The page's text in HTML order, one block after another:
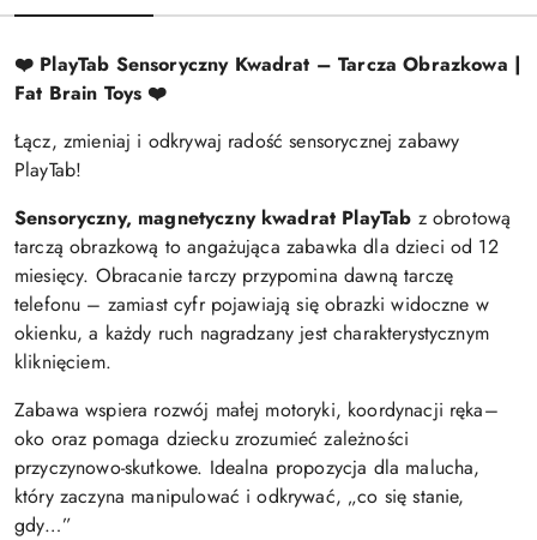
❤️ PlayTab Sensoryczny Kwadrat – Tarcza Obrazkowa |
Fat Brain Toys ❤️
Łącz, zmieniaj i odkrywaj radość sensorycznej zabawy
PlayTab!
Sensoryczny, magnetyczny kwadrat PlayTab z obrotową
tarczą obrazkową to angażująca zabawka dla dzieci od 12
miesięcy. Obracanie tarczy przypomina dawną tarczę
telefonu – zamiast cyfr pojawiają się obrazki widoczne w
okienku, a każdy ruch nagradzany jest charakterystycznym
kliknięciem.
Zabawa wspiera rozwój małej motoryki, koordynacji ręka–
oko oraz pomaga dziecku zrozumieć zależności
przyczynowo-skutkowe. Idealna propozycja dla malucha,
który zaczyna manipulować i odkrywać, „co się stanie,
gdy…”